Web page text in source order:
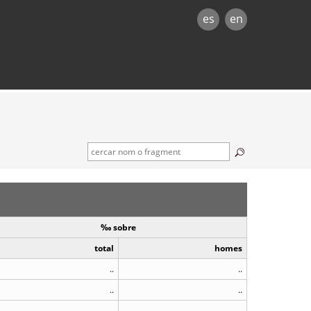
es en
‰ sobre
total
homes
..
..
..
..